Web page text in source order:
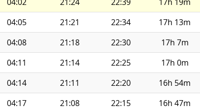
04:05 21:21 22:34
17h 13m
04:08 21:18 22:30
17h 7m
04:11 21:14 22:25
17h 0m
04:14 21:11 22:20
16h 54m
04:17 21:08 22:15
16h 47m